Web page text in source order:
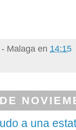
Malaga en 14:15
a una